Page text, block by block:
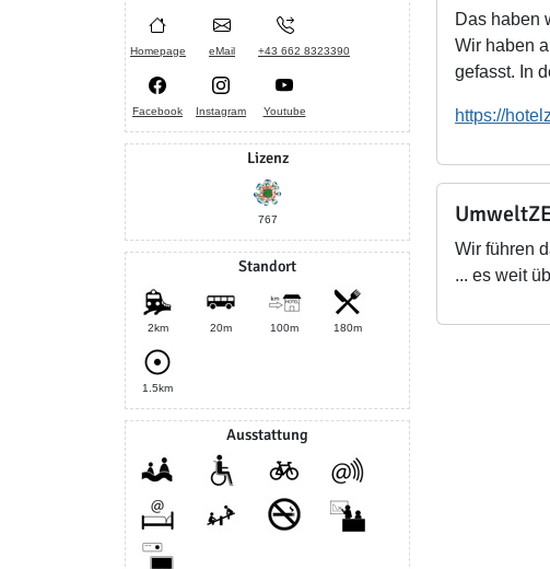
Homepage eMail +43 662 8323390
Facebook Instagram Youtube
Lizenz
767
Standort
2km 20m 100m 180m
1.5km
Ausstattung
Das haben
Wir haben
gefasst. In
https://
Wir führen
... es weit